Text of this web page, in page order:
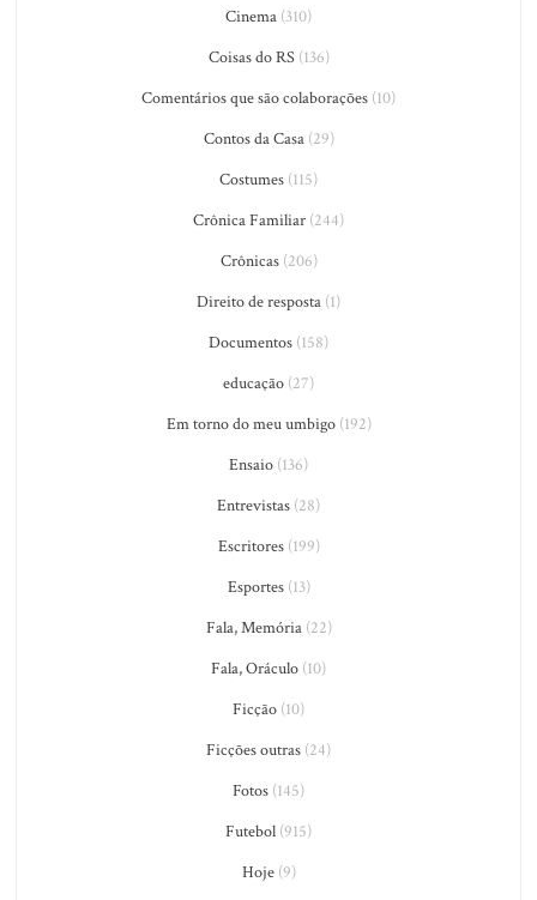
Cinema (310)
Coisas do RS(136)
Comentários que são colaborações (10)
Contos da Casa(29)
Costumes (115)
Crônica Familiar (244)
Crônicas(206)
Direito de resposta (1)
Documentos (158)
educação (27)
Em torno do meu umbigo(192)
Ensaio (136)
Entrevistas (28)
Escritores(199)
Esportes(13)
Fala, Memória(22)
Fala, Oráculo (10)
Ficção (10)
Ficções outras (24)
Fotos (145)
Futebol (915)
Hoje(9)